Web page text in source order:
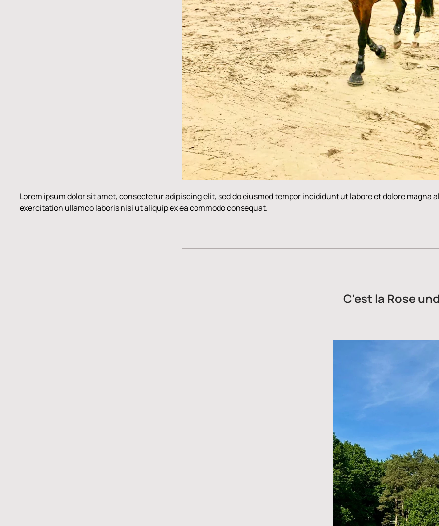
Lorem ipsum dolor sit amet, consectetur adipiscing elit, sed do eiusmod tempor incididunt ut labore et dolore magna
exercitation ullamco laboris nisi ut aliquip ex ea commodo consequat.
C'est la Rose